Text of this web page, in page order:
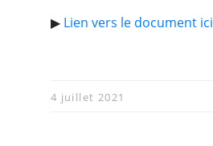
▶︎ Lien vers le document ici
4 juillet 2021